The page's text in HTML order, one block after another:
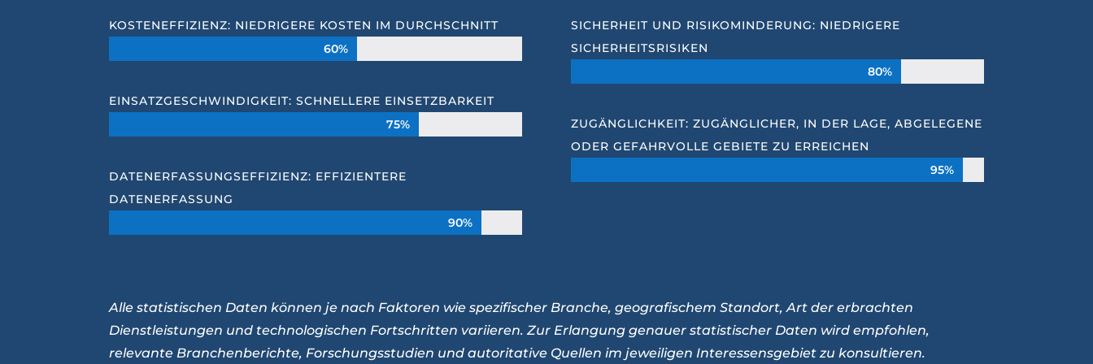
KOSTENEFFIZIENZ: NIEDRIGERE KOSTEN IM DURCHSCHNITT
60%
60%
EINSATZGESCHWINDIGKEIT: SCHNELLERE EINSETZBARKEIT
75%
75%
DATENERFASSUNGSEFFIZIENZ: EFFIZIENTERE
DATENERFASSUNG
90%
90%
SICHERHEIT UND RISIKOMINDERUNG: NIEDRIGERE
SICHERHEITSRISIKEN
80%
80%
ZUGÄNGLICHKEIT: ZUGÄNGLICHER, IN DER LAGE, ABGELEGENE
ODER GEFAHRVOLLE GEBIETE ZU ERREICHEN
95%
95%
Alle statistischen Daten können je nach Faktoren wie spezifischer Branche, geografischem Standort, Art der erbrachten
Dienstleistungen und technologischen Fortschritten variieren. Zur Erlangung genauer statistischer Daten wird empfohlen,
relevante Branchenberichte, Forschungsstudien und autoritative Quellen im jeweiligen Interessensgebiet zu konsultieren.